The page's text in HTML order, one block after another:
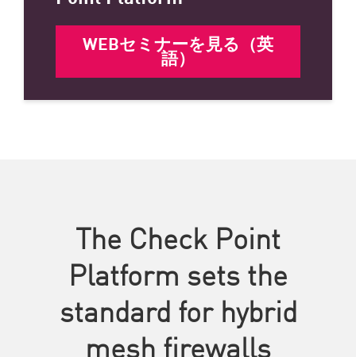
WEBセミナーを見る（英
語）
The Check Point
Platform sets the
standard for hybrid
mesh firewalls